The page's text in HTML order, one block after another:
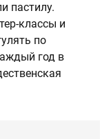
пастилу.
классы и
по
год в